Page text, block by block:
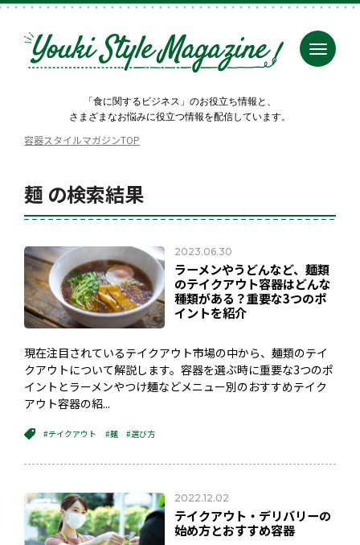
「食に関するビジネス」のお役立ち情報と、
さまざまなお悩みに役立つ情報を配信しています。
容器スタイルマガジンTOP
麺 の検索結果
2023.06.30
ラーメンやうどんなど、麺類
のテイクアウト容器はどんな
種類がある？重要な3つのポ
イントを紹介
現在注目されているテイクアウト市場の中から、麺類のテイ
クアウトについて解説します。容器を選ぶ時に重要な3つのポ
イントとラーメンやつけ麺などメニュー別のおすすめテイク
アウト容器の紹...
#テイクアウト #麺 #選び方
2022.12.02
テイクアウト・デリバリーの
始め方とおすすめ容器